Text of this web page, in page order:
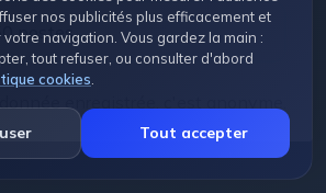
nos publicités plus efficacement et
navigation. Vous gardez la main :
tout refuser, ou consulter d'abord
cookies
Tout accepter
postes